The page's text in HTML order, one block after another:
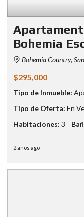
Bohemia
Bohemia Country,
$295,000
Tipo de Inmueble:
Tipo de Oferta: En
Habitaciones: 3
2 años ago